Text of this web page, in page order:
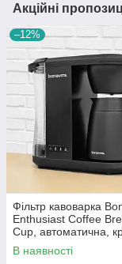
Акційні
–12%
Фільтр кавоварка
Enthusiast Coffee
Cup, автоматична,
фільтраційна
В наявності